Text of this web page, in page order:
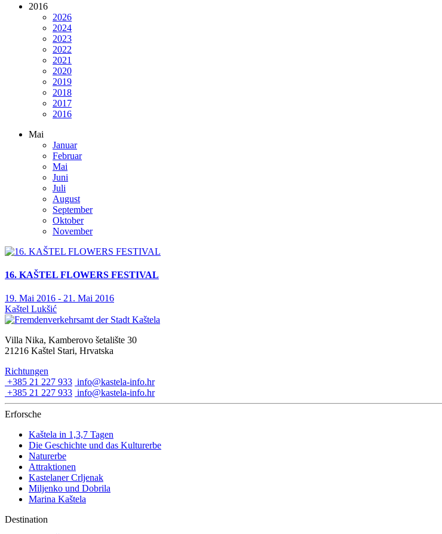
2016
2026
2024
2023
2022
2021
2020
2019
2018
2017
2016
Mai
Januar
Februar
Mai
Juni
Juli
August
September
Oktober
November
16. KAŠTEL FLOWERS FESTIVAL
19. Mai 2016 - 21. Mai 2016
Kaštel Lukšić
Villa Nika, Kamberovo šetalište 30
21216 Kaštel Stari, Hrvatska
Richtungen
+385 21 227 933 info@kastela-info.hr
+385 21 227 933 info@kastela-info.hr
Erforsche
Kaštela in 1,3,7 Tagen
Die Geschichte und das Kulturerbe
Naturerbe
Attraktionen
Kastelaner Crljenak
Miljenko und Dobrila
Marina Kaštela
Destination